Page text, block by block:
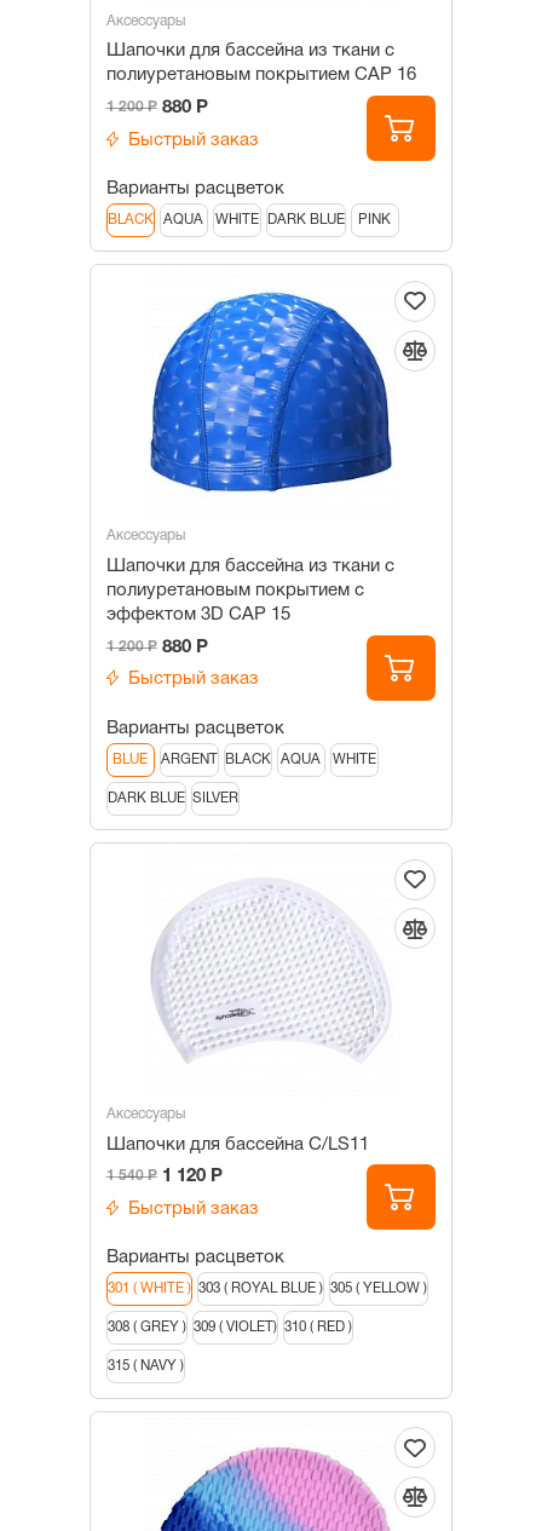
Аксессуары
Шапочки для бассейна из ткани c
полиуретановым покрытием САР 16
1 200 Р 880 Р
Быстрый заказ
Варианты расцветок
BLACK AQUA WHITE DARK BLUE PINK
Аксессуары
Шапочки для бассейна из ткани c
полиуретановым покрытием с
эффектом 3D САР 15
1 200 Р 880 Р
Быстрый заказ
Варианты расцветок
BLUE ARGENT BLACK AQUA WHITE
DARK BLUE SILVER
Аксессуары
Шапочки для бассейна С/LS11
1 540 Р 1 120 Р
Быстрый заказ
Варианты расцветок
301 ( WHITE ) 303 ( ROYAL BLUE ) 305 ( YELLOW )
308 ( GREY ) 309 ( VIOLET) 310 ( RED )
315 ( NAVY )